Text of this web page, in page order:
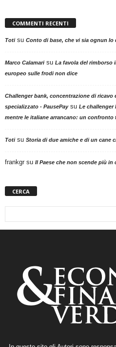
COMMENTI RECENTI
Totisu Conto di base, che vi sia ognun lo
Marco Calamarisu La favola del rimborso
europeo sulle frodi non dice
Challenger bank, concentrazione di ricavo
specializzato - PausePaysu Le challenger
mentre le italiane arrancano: un confronto
Totisu Storia di due amiche e di un cane
frankgr su Il Paese che non scende più in
CERCA